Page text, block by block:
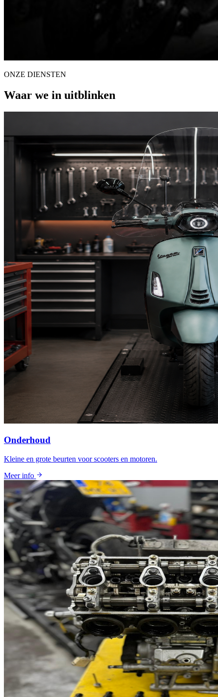
ONZE DIENSTEN
Waar we in uitblinken
Onderhoud
Kleine en grote beurten voor scooters en motoren.
Meer info